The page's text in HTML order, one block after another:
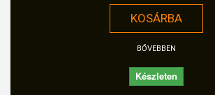
KOSÁRBA
BŐVEBBEN
Készleten